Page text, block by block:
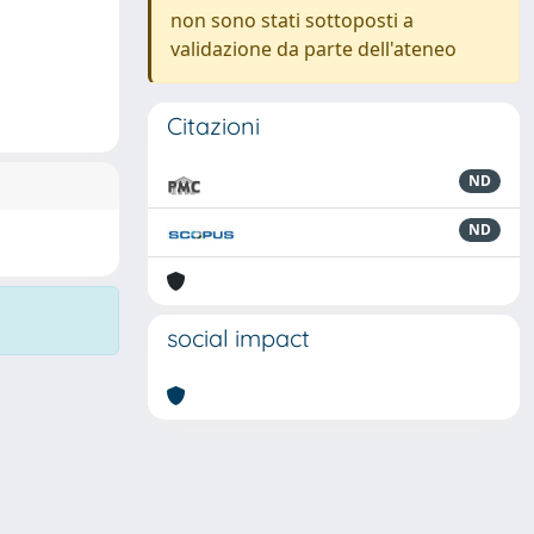
non sono stati sottoposti a
validazione da parte dell'ateneo
Citazioni
ND
ND
social impact